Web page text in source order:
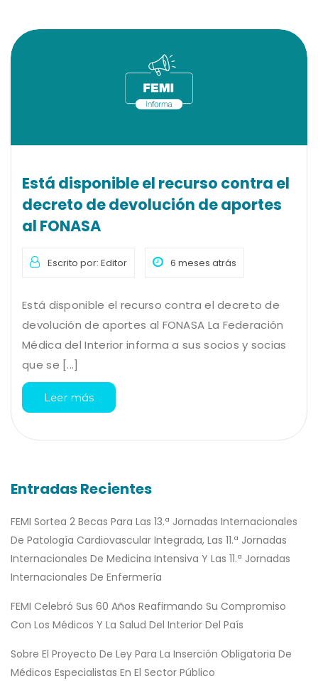
Está disponible el recurso contra el
decreto de devolución de aportes
al FONASA
Escrito por: Editor 6 meses atrás
Está disponible el recurso contra el decreto de
devolución de aportes al FONASA La Federación
Médica del Interior informa a sus socios y socias
que se [...]
Leer más
Entradas Recientes
FEMI Sortea 2 Becas Para Las 13.ª Jornadas Internacionales
De Patología Cardiovascular Integrada, Las 11.ª Jornadas
Internacionales De Medicina Intensiva Y Las 11.ª Jornadas
Internacionales De Enfermería
FEMI Celebró Sus 60 Años Reafirmando Su Compromiso
Con Los Médicos Y La Salud Del Interior Del País
Sobre El Proyecto De Ley Para La Inserción Obligatoria De
Médicos Especialistas En El Sector Público